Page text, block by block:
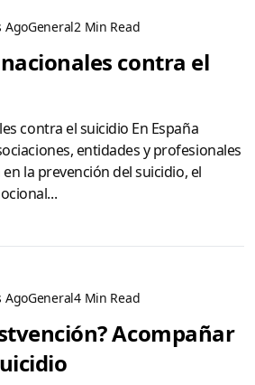
AgoGeneral2 Min Read
contra el
contra el suicidio En España
entidades y profesionales
la prevención del suicidio, el
AgoGeneral4 Min Read
Acompañar